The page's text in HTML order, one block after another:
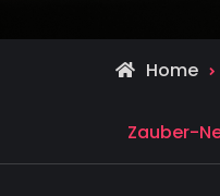
Home
Zauber-